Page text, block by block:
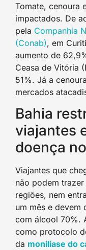
Tomate, cenoura
impactados. De
pela Companhia
(Conab), em
aumento de
Ceasa de Vitória
51%. Já a
mercados
Bahia
viajantes
doença
Viajantes que
não podem
regiões, nem
um mês e devem
com álcool 70%.
como protocolo
da monilíase do